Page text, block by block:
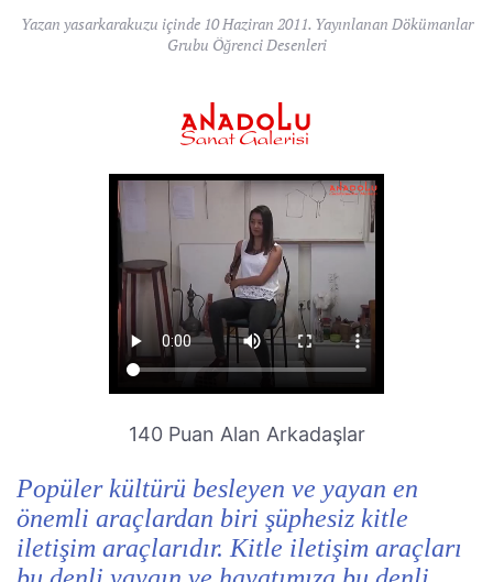
Yazan yasarkarakuzu içinde 10 Haziran 2011. Yayınlanan Dökümanlar
Grubu Öğrenci Desenleri
140 Puan Alan Arkadaşlar
Popüler kültürü besleyen ve yayan en
önemli araçlardan biri şüphesiz kitle
iletişim araçlarıdır. Kitle iletişim araçları